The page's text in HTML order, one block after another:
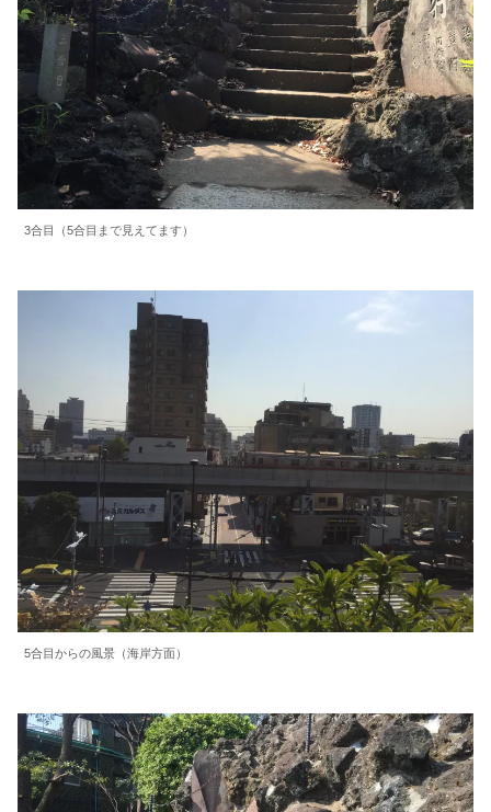
3合目（5合目まで見えてます）
5合目からの風景（海岸方面）